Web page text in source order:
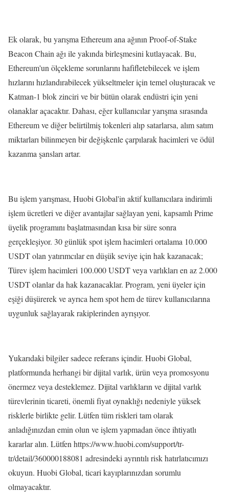
Ek olarak, bu yarışma Ethereum ana ağının Proof-of-Stake
Beacon Chain ağı ile yakında birleşmesini kutlayacak. Bu,
Ethereum'un ölçekleme sorunlarını hafifletebilecek ve işlem
hızlarını hızlandırabilecek yükseltmeler için temel oluşturacak ve
Katman-1 blok zinciri ve bir bütün olarak endüstri için yeni
olanaklar açacaktır. Dahası, eğer kullanıcılar yarışma sırasında
Ethereum ve diğer belirtilmiş tokenleri alıp satarlarsa, alım satım
miktarları bilinmeyen bir değişkenle çarpılarak hacimleri ve ödül
kazanma şansları artar.
Bu işlem yarışması, Huobi Global'in aktif kullanıcılara indirimli
işlem ücretleri ve diğer avantajlar sağlayan yeni, kapsamlı Prime
üyelik programını başlatmasından kısa bir süre sonra
gerçekleşiyor. 30 günlük spot işlem hacimleri ortalama 10.000
USDT olan yatırımcılar en düşük seviye için hak kazanacak;
Türev işlem hacimleri 100.000 USDT veya varlıkları en az 2.000
USDT olanlar da hak kazanacaklar. Program, yeni üyeler için
eşiği düşürerek ve ayrıca hem spot hem de türev kullanıcılarına
uygunluk sağlayarak rakiplerinden ayrışıyor.
Yukarıdaki bilgiler sadece referans içindir. Huobi Global,
platformunda herhangi bir dijital varlık, ürün veya promosyonu
önermez veya desteklemez. Dijital varlıkların ve dijital varlık
türevlerinin ticareti, önemli fiyat oynaklığı nedeniyle yüksek
risklerle birlikte gelir. Lütfen tüm riskleri tam olarak
anladığınızdan emin olun ve işlem yapmadan önce ihtiyatlı
kararlar alın. Lütfen https://www.huobi.com/support/tr-
tr/detail/360000188081 adresindeki ayrıntılı risk hatırlatıcımızı
okuyun. Huobi Global, ticari kayıplarınızdan sorumlu
olmayacaktır.